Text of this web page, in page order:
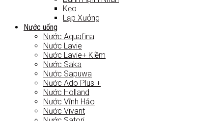
Kẹo
Lạp Xưởng
Nước uống
Nước Aquafina
Nước Lavie
Nước Lavie+ Kiềm
Nước Saka
Nước Sapuwa
Nước Ado Plus +
Nước Holland
Nước Vĩnh Hảo
Nước Vivant